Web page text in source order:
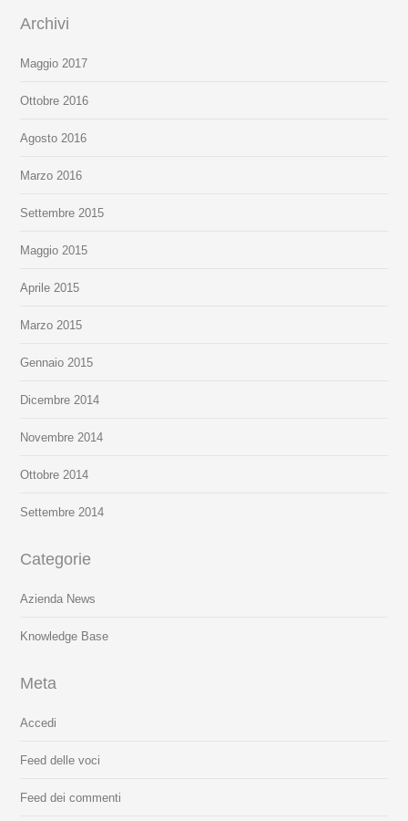
Archivi
Maggio 2017
Ottobre 2016
Agosto 2016
Marzo 2016
Settembre 2015
Maggio 2015
Aprile 2015
Marzo 2015
Gennaio 2015
Dicembre 2014
Novembre 2014
Ottobre 2014
Settembre 2014
Categorie
Azienda News
Knowledge Base
Meta
Accedi
Feed delle voci
Feed dei commenti